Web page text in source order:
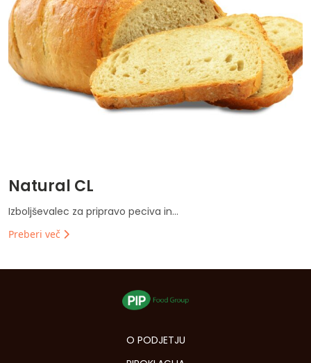
Natural CL
Izboljševalec za pripravo peciva in...
Preberi več
O PODJETJU